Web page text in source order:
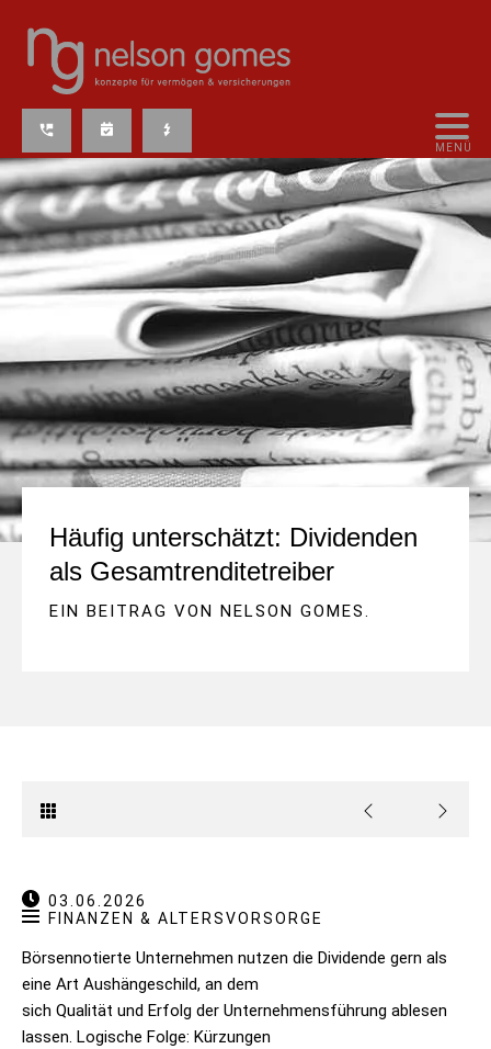
Häufig unterschätzt: Dividenden
als Gesamtrenditetreiber
EIN BEITRAG VON NELSON GOMES.
03.06.2026
FINANZEN & ALTERSVORSORGE
Börsennotierte Unternehmen nutzen die Dividende gern als
eine Art Aushängeschild, an dem
sich Qualität und Erfolg der Unternehmensführung ablesen
lassen. Logische Folge: Kürzungen